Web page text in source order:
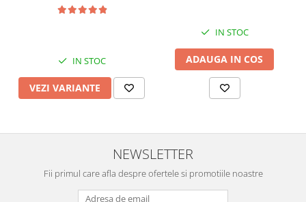
cm, Diverse modele
IN STOC
VEZI VARIANTE
IN STOC
ADAUGA IN COS
NEWSLETTER
Fii primul care afla despre ofertele si promotiile noastre